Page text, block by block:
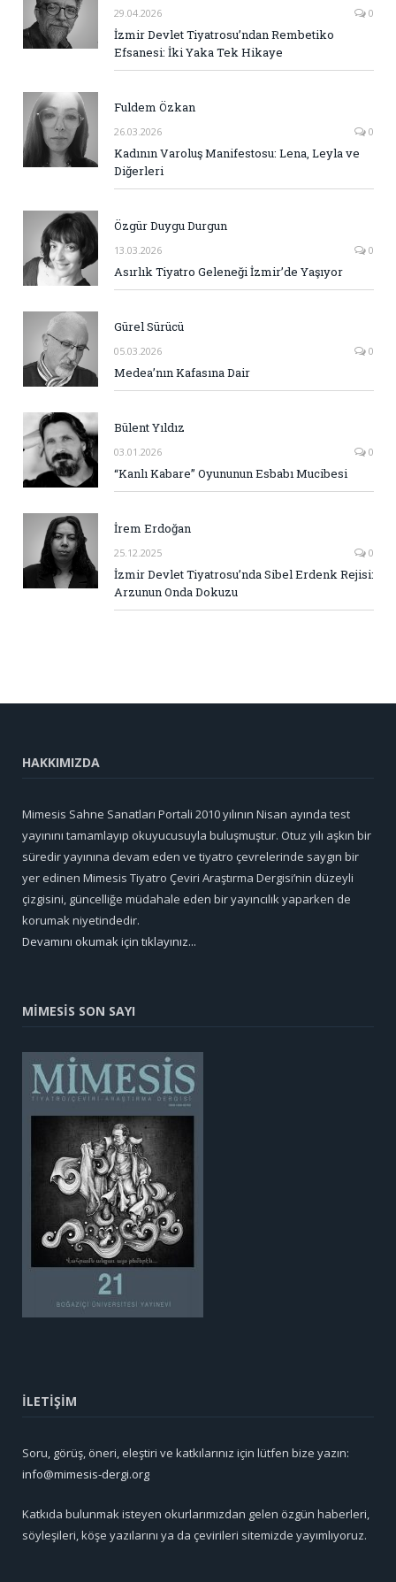
29.04.2026 0
İzmir Devlet Tiyatrosu’ndan Rembetiko
Efsanesi: İki Yaka Tek Hikaye
Fuldem Özkan
26.03.2026 0
Kadının Varoluş Manifestosu: Lena, Leyla ve
Diğerleri
Özgür Duygu Durgun
13.03.2026 0
Asırlık Tiyatro Geleneği İzmir’de Yaşıyor
Gürel Sürücü
05.03.2026 0
Medea’nın Kafasına Dair
Bülent Yıldız
03.01.2026 0
“Kanlı Kabare” Oyununun Esbabı Mucibesi
İrem Erdoğan
25.12.2025 0
İzmir Devlet Tiyatrosu’nda Sibel Erdenk Rejisi:
Arzunun Onda Dokuzu
HAKKIMIZDA
Mimesis Sahne Sanatları Portali 2010 yılının Nisan ayında test
yayınını tamamlayıp okuyucusuyla buluşmuştur. Otuz yılı aşkın bir
süredir yayınına devam eden ve tiyatro çevrelerinde saygın bir
yer edinen Mimesis Tiyatro Çeviri Araştırma Dergisi’nin düzeyli
çizgisini, güncelliğe müdahale eden bir yayıncılık yaparken de
korumak niyetindedir.
Devamını okumak için tıklayınız...
MİMESİS SON SAYI
İLETİŞİM
Soru, görüş, öneri, eleştiri ve katkılarınız için lütfen bize yazın:
info@mimesis-dergi.org
Katkıda bulunmak isteyen okurlarımızdan gelen özgün haberleri,
söyleşileri, köşe yazılarını ya da çevirileri sitemizde yayımlıyoruz.